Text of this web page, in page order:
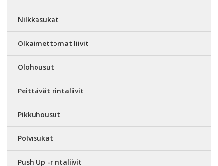
Nilkkasukat
Olkaimettomat liivit
Olohousut
Peittävät rintaliivit
Pikkuhousut
Polvisukat
Push Up -rintaliivit